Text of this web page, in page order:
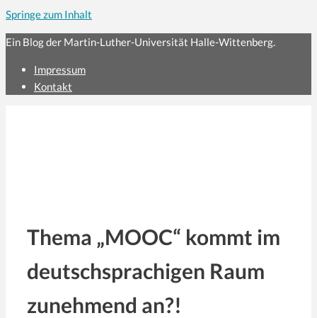
Springe zum Inhalt
Ein Blog der Martin-Luther-Universität Halle-Wittenberg.
Impressum
Kontakt
Thema „MOOC“ kommt im
deutschsprachigen Raum
zunehmend an?!